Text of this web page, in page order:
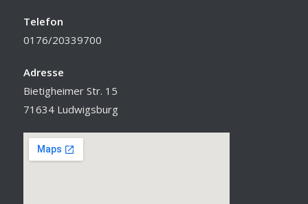
Telefon
0176/20339700
Adresse
Bietigheimer Str. 15
71634 Ludwigsburg